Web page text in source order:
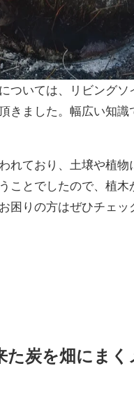
ついては、リビング
きました。幅広い知
れており、土壌や植
ことでしたので、植
困りの方はぜひチェッ
た炭を畑にま